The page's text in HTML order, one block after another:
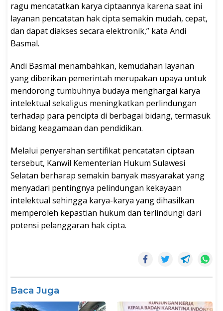
ragu mencatatkan karya ciptaannya karena saat ini
layanan pencatatan hak cipta semakin mudah, cepat,
dan dapat diakses secara elektronik,” kata Andi
Basmal.
Andi Basmal menambahkan, kemudahan layanan
yang diberikan pemerintah merupakan upaya untuk
mendorong tumbuhnya budaya menghargai karya
intelektual sekaligus meningkatkan perlindungan
terhadap para pencipta di berbagai bidang, termasuk
bidang keagamaan dan pendidikan.
Melalui penyerahan sertifikat pencatatan ciptaan
tersebut, Kanwil Kementerian Hukum Sulawesi
Selatan berharap semakin banyak masyarakat yang
menyadari pentingnya pelindungan kekayaan
intelektual sehingga karya-karya yang dihasilkan
memperoleh kepastian hukum dan terlindungi dari
potensi pelanggaran hak cipta.
Baca Juga